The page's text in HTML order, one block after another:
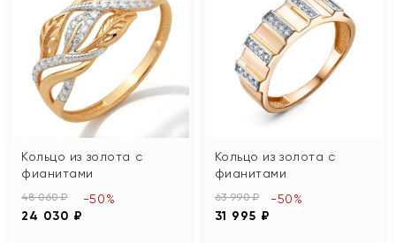
Кольцо из золота с
фианитами
48 060 ₽
24 030 ₽
-50%
Кольцо из золота с
фианитами
63 990 ₽
31 995 ₽
-50%